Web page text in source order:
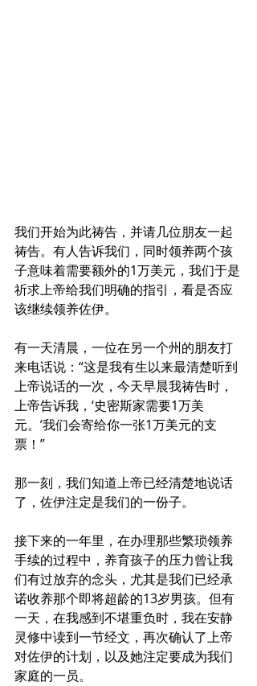
我们开始为此祷告，并请几位朋友一起
祷告。有人告诉我们，同时领养两个孩
子意味着需要额外的1万美元，我们于是
祈求上帝给我们明确的指引，看是否应
该继续领养佐伊。
有一天清晨，一位在另一个州的朋友打
来电话说：“这是我有生以来最清楚听到
上帝说话的一次，今天早晨我祷告时，
上帝告诉我，‘史密斯家需要1万美
元。’我们会寄给你一张1万美元的支
票！”
那一刻，我们知道上帝已经清楚地说话
了，佐伊注定是我们的一份子。
接下来的一年里，在办理那些繁琐领养
手续的过程中，养育孩子的压力曾让我
们有过放弃的念头，尤其是我们已经承
诺收养那个即将超龄的13岁男孩。但有
一天，在我感到不堪重负时，我在安静
灵修中读到一节经文，再次确认了上帝
对佐伊的计划，以及她注定要成为我们
家庭的一员。